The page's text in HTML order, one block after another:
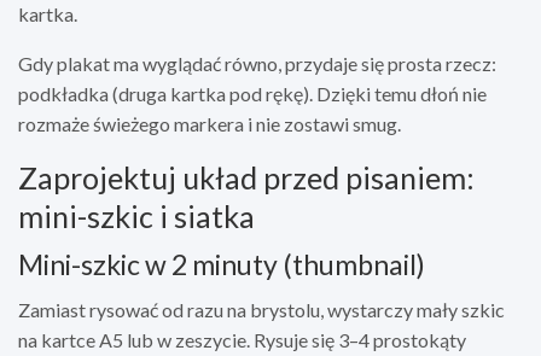
kartka.
Gdy plakat ma wyglądać równo, przydaje się prosta rzecz:
podkładka (druga kartka pod rękę). Dzięki temu dłoń nie
rozmaże świeżego markera i nie zostawi smug.
Zaprojektuj układ przed pisaniem:
mini-szkic i siatka
Mini-szkic w 2 minuty (thumbnail)
Zamiast rysować od razu na brystolu, wystarczy mały szkic
na kartce A5 lub w zeszycie. Rysuje się 3–4 prostokąty